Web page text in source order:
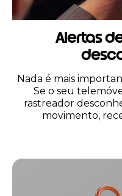
Alertas
Nada é mais
Se o seu
rastreador
movimento,